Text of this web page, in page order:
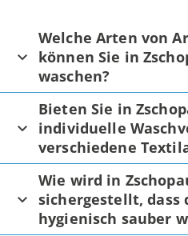
Welche Arten von
können Sie in
waschen?
Bieten Sie in
individuelle
verschiedene
Wie wird in
sichergestellt, dass
hygienisch sauber